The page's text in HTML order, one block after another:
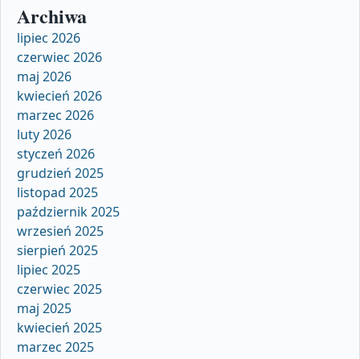
Archiwa
lipiec 2026
czerwiec 2026
maj 2026
kwiecień 2026
marzec 2026
luty 2026
styczeń 2026
grudzień 2025
listopad 2025
październik 2025
wrzesień 2025
sierpień 2025
lipiec 2025
czerwiec 2025
maj 2025
kwiecień 2025
marzec 2025